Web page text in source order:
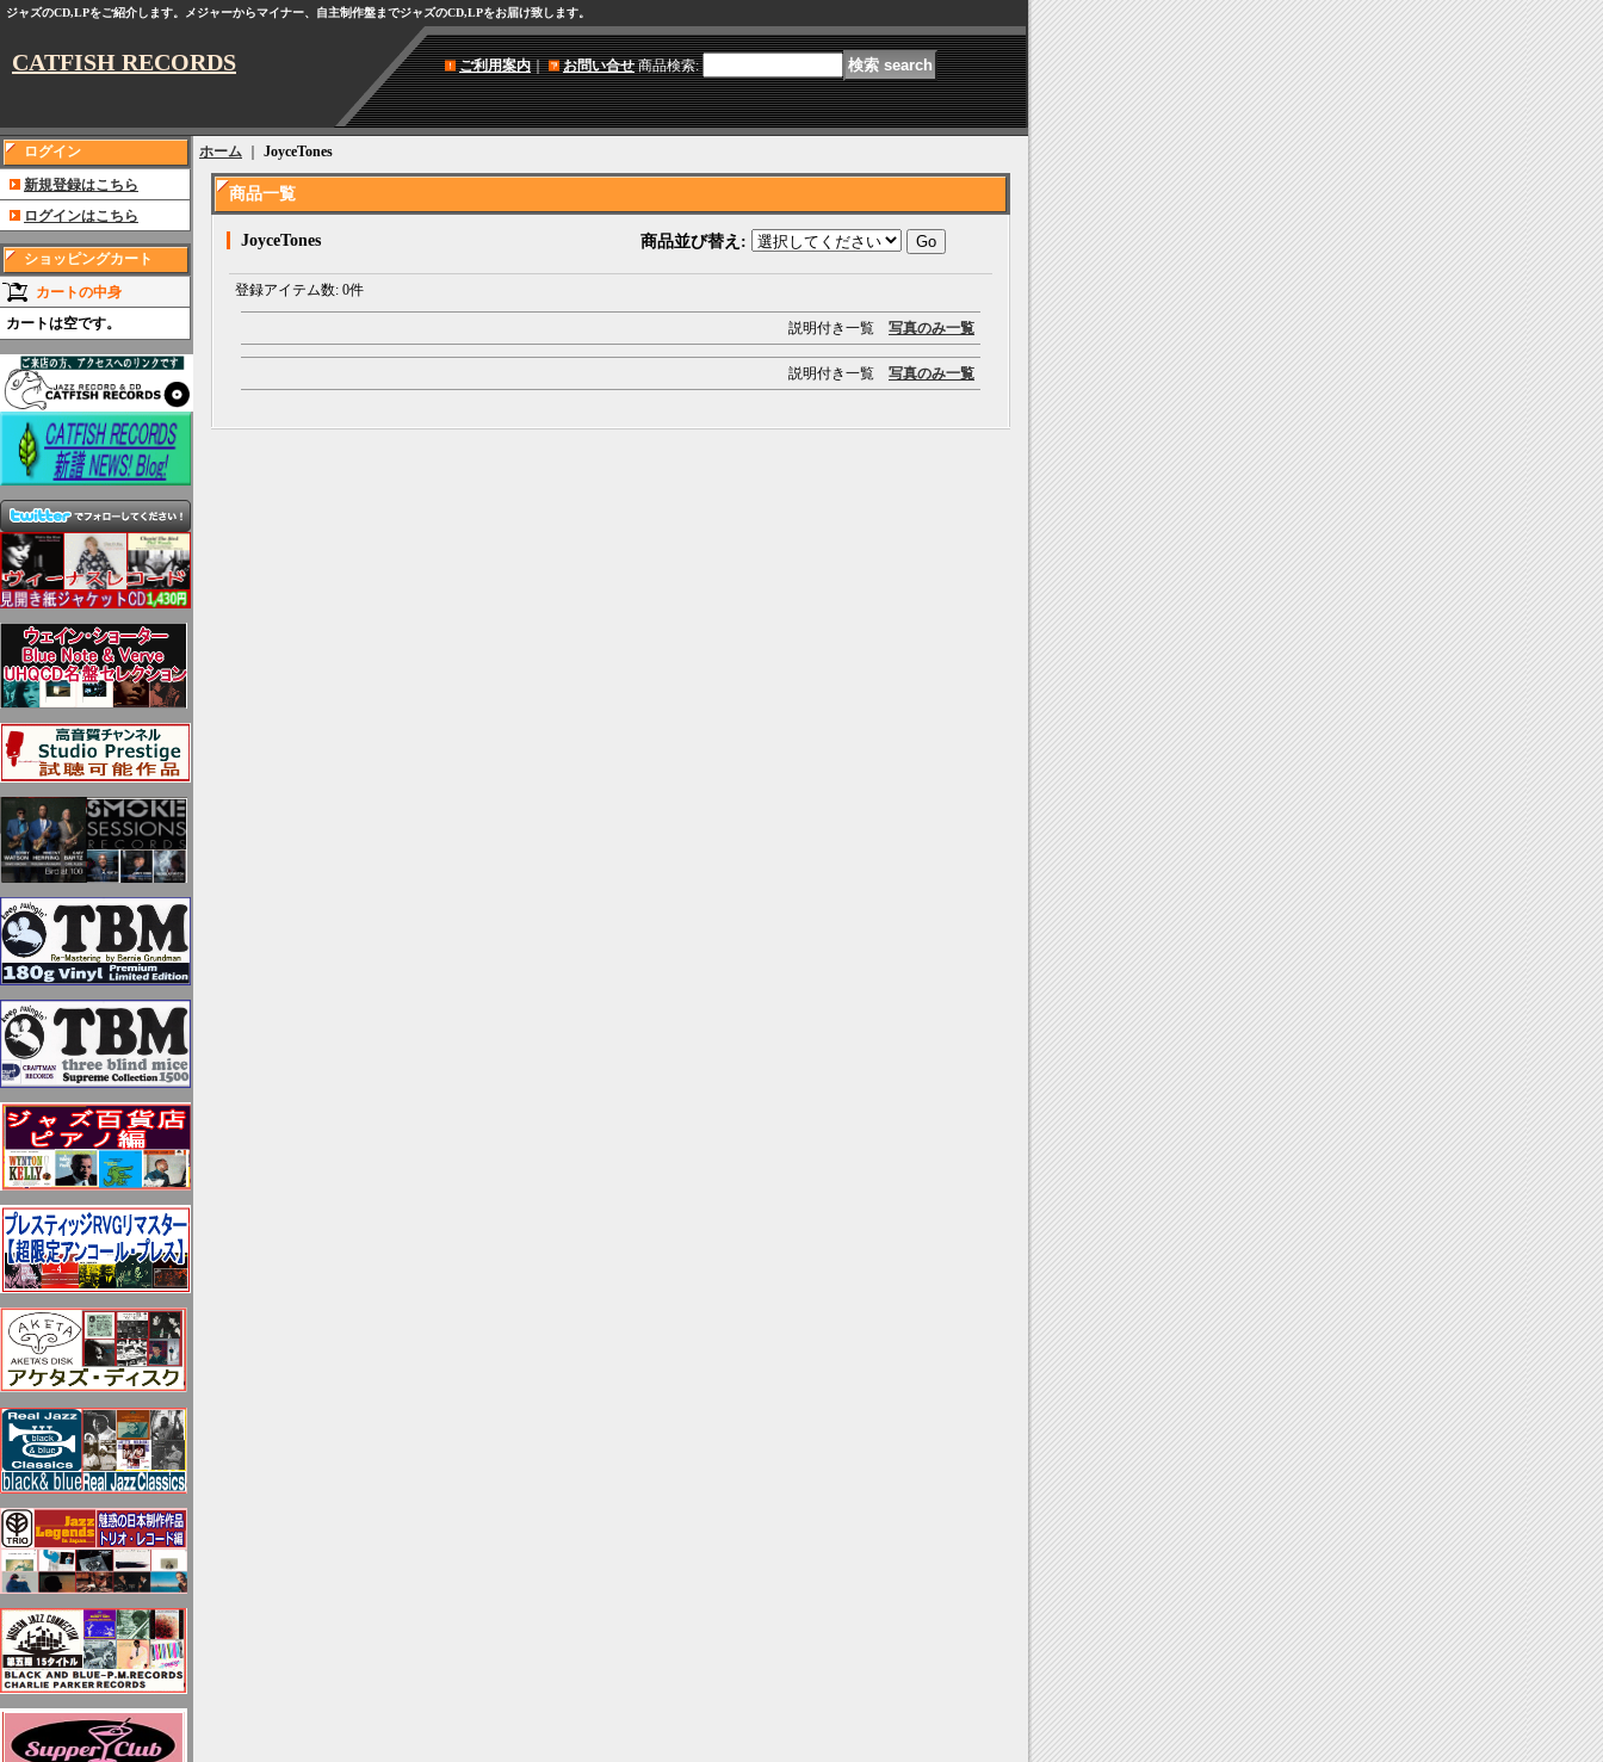
ジャズのCD,LPをご紹介します。メジャーからマイナー、自主制作盤までジャズのCD,LPをお届け致します。
CATFISH RECORDS ご利用案内｜ お問い合せ 商品検索:
ログイン
新規登録はこちら
ログインはこちら
ショッピングカート
カートの中身
カートは空です。
ホーム JoyceTones
商品一覧
JoyceTones 商品並び替え :
登録アイテム数: 0件
説明付き一覧 写真のみ一覧
説明付き一覧 写真のみ一覧